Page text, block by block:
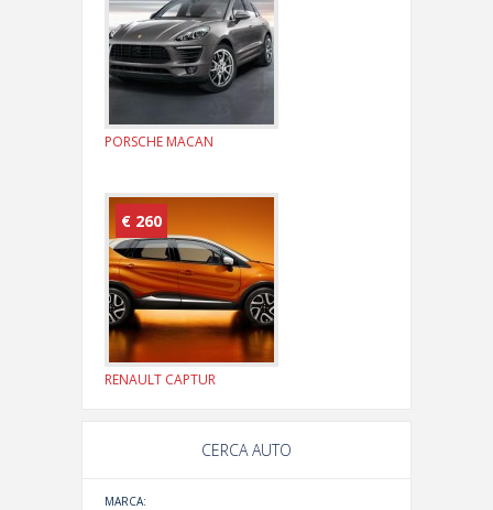
PORSCHE MACAN
€ 260
RENAULT CAPTUR
CERCA AUTO
MARCA: